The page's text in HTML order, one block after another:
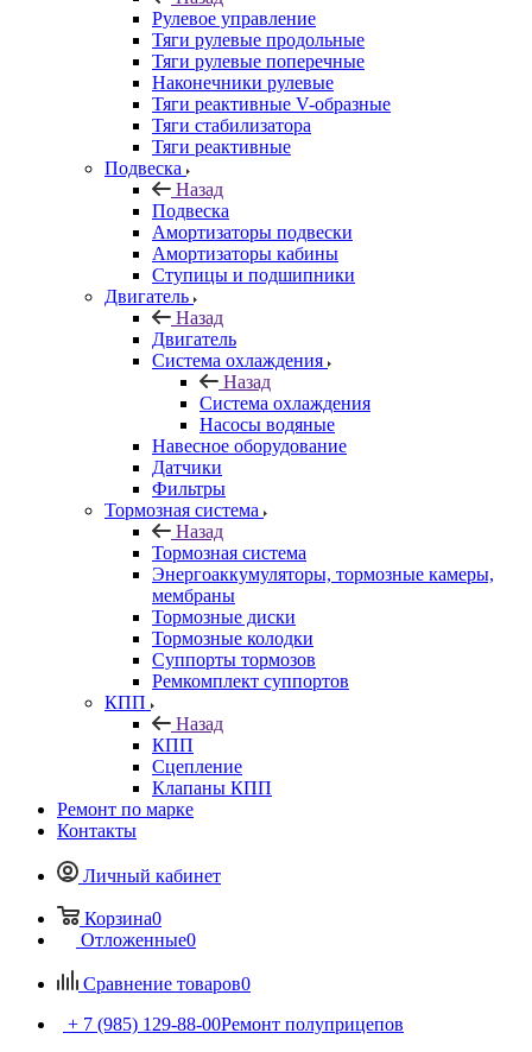
Рулевое управление
Тяги рулевые продольные
Тяги рулевые поперечные
Наконечники рулевые
Тяги реактивные V-образные
Тяги стабилизатора
Тяги реактивные
Подвеска
Назад
Подвеска
Амортизаторы подвески
Амортизаторы кабины
Ступицы и подшипники
Двигатель
Назад
Двигатель
Система охлаждения
Назад
Система охлаждения
Насосы водяные
Навесное оборудование
Датчики
Фильтры
Тормозная система
Назад
Тормозная система
Энергоаккумуляторы, тормозные камеры,
мембраны
Тормозные диски
Тормозные колодки
Суппорты тормозов
Ремкомплект суппортов
КПП
Назад
КПП
Сцепление
Клапаны КПП
Ремонт по марке
Контакты
Личный кабинет
Корзина0
Отложенные0
Сравнение товаров0
+ 7 (985) 129-88-00Ремонт полуприцепов